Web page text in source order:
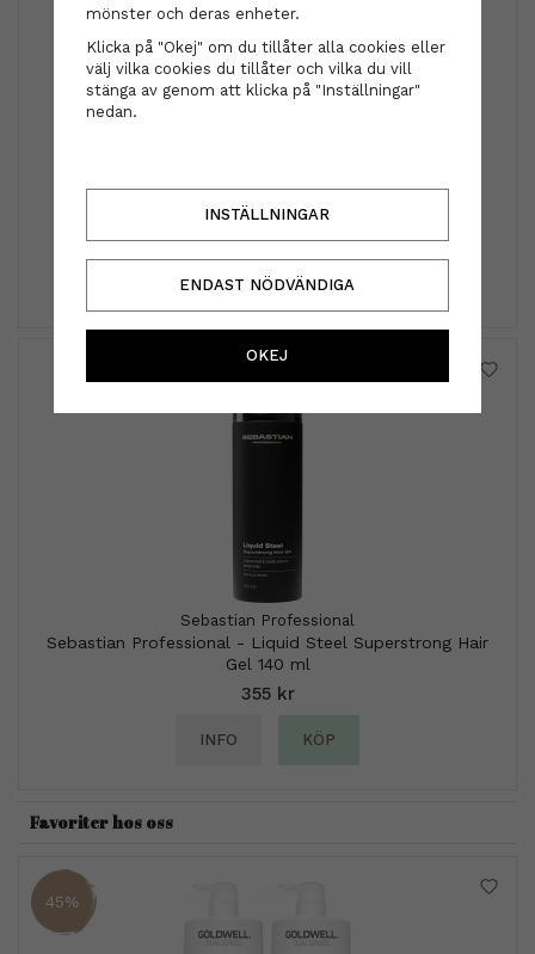
INFO KÖP
Sebastian Professional
Sebastian Professional - Liquid Steel Superstrong Hair
Gel 140 ml
355 kr
INFO KÖP
Favoriter hos oss
45%
mönster och deras enheter.
Klicka på "Okej" om du tillåter alla cookies eller
välj vilka cookies du tillåter och vilka du vill
stänga av genom att klicka på "Inställningar"
nedan.
INSTÄLLNINGAR
ENDAST NÖDVÄNDIGA
OKEJ